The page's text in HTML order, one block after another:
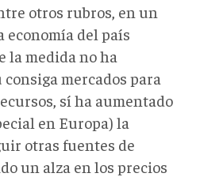
otros rubros, en un
del país
la medida no ha
mercados para
sí ha aumentado
en Europa) la
otras fuentes de
un alza en los precios